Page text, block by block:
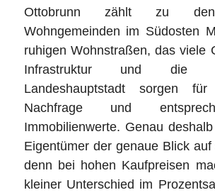
Ottobrunn zählt zu den
Wohngemeinden im Südosten
ruhigen Wohnstraßen, das viele
Infrastruktur und die
Landeshauptstadt sorgen
Nachfrage und
Immobilienwerte. Genau
Eigentümer der genaue Blick
denn bei hohen Kaufpreisen
kleiner Unterschied im